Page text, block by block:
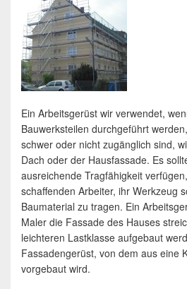
Ein Arbeitsgerüst wir verwendet,
Bauwerksteilen durchgeführt
schwer oder nicht zugänglich sind,
Dach oder der Hausfassade. Es
ausreichende Tragfähigkeit
schaffenden Arbeiter, ihr Werkzeug
Baumaterial zu tragen. Ein
Maler die Fassade des Hauses
leichteren Lastklasse aufgebaut
Fassadengerüst, von dem aus eine
vorgebaut wird.